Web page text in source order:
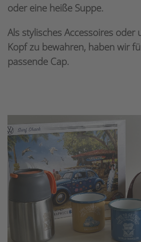
oder eine heiße Suppe.
Als stylisches Accessoires oder
Kopf zu bewahren, haben wir
passende Cap.